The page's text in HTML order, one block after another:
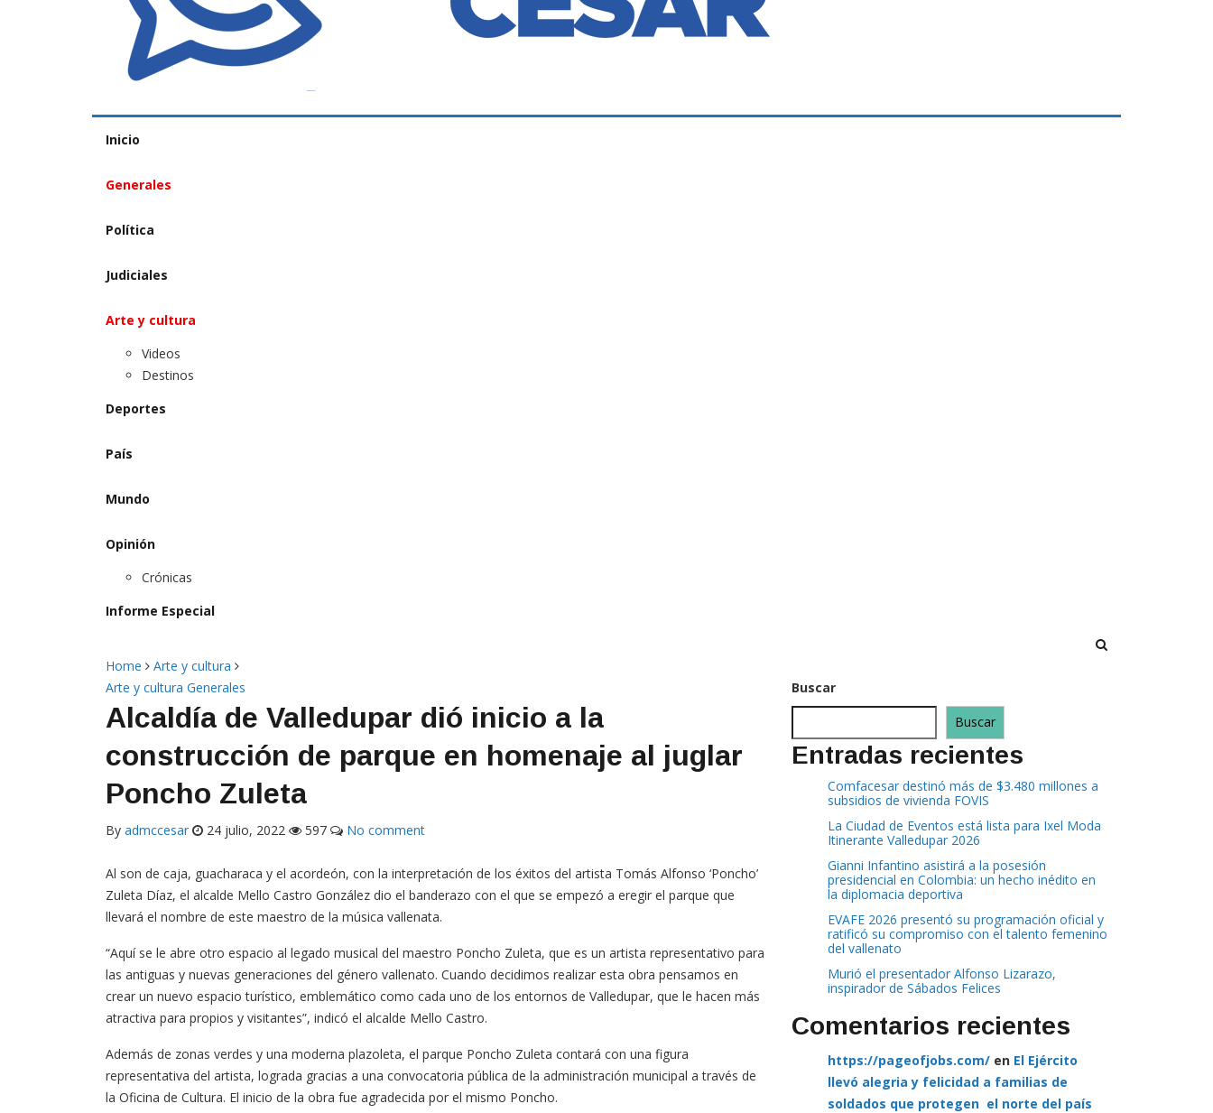
Inicio
Generales
Política
Judiciales
Arte y cultura
Videos
Destinos
Deportes
País
Mundo
Opinión
Crónicas
Informe Especial
Home
Arte y cultura
Arte y cultura Generales
Alcaldía de Valledupar dió inicio a la
construcción de parque en homenaje al juglar
Poncho Zuleta
By admccesar 24 julio, 2022 597 No comment
Al son de caja, guacharaca y el acordeón, con la interpretación de los éxitos del artista Tomás Alfonso ‘Poncho’
Zuleta Díaz, el alcalde Mello Castro González dio el banderazo con el que se empezó a eregir el parque que
llevará el nombre de este maestro de la música vallenata.
“Aquí se le abre otro espacio al legado musical del maestro Poncho Zuleta, que es un artista representativo para
las antiguas y nuevas generaciones del género vallenato. Cuando decidimos realizar esta obra pensamos en
crear un nuevo espacio turístico, emblemático como cada uno de los entornos de Valledupar, que le hacen más
atractiva para propios y visitantes”, indicó el alcalde Mello Castro.
Además de zonas verdes y una moderna plazoleta, el parque Poncho Zuleta contará con una figura
representativa del artista, lograda gracias a una convocatoria pública de la administración municipal a través de
la Oficina de Cultura. El inicio de la obra fue agradecida por el mismo Poncho.
Buscar
Buscar
Entradas recientes
Comfacesar destinó más de $3.480 millones a
subsidios de vivienda FOVIS
La Ciudad de Eventos está lista para Ixel Moda
Itinerante Valledupar 2026
Gianni Infantino asistirá a la posesión
presidencial en Colombia: un hecho inédito en
la diplomacia deportiva
EVAFE 2026 presentó su programación oficial y
ratificó su compromiso con el talento femenino
del vallenato
Murió el presentador Alfonso Lizarazo,
inspirador de Sábados Felices
Comentarios recientes
https://pageofjobs.com/ en El Ejército
llevó alegria y felicidad a familias de
soldados que protegen el norte del país